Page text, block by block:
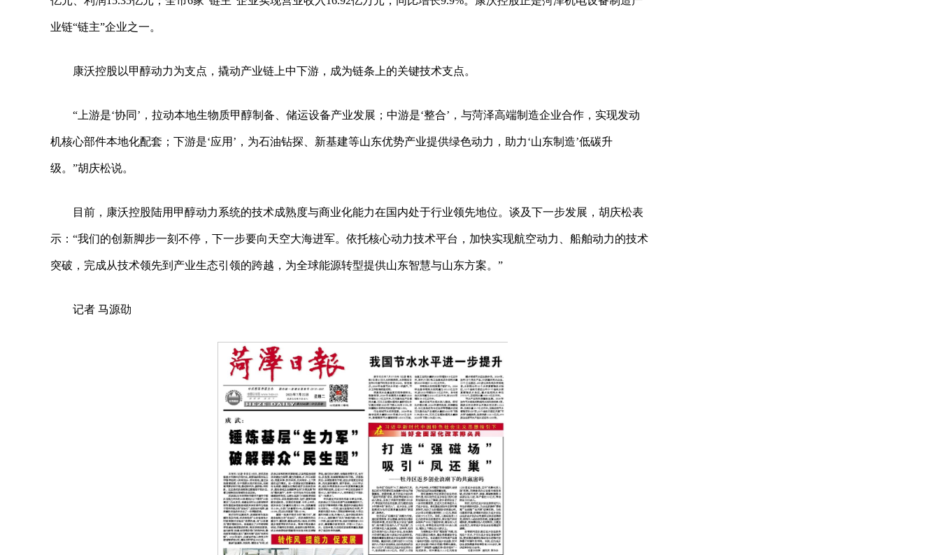
业链“链主”企业之一。
康沃控股以甲醇动力为支点，撬动产业链上中下游，成为链条上的关键技术支点。
“上游是‘协同’，拉动本地生物质甲醇制备、储运设备产业发展；中游是‘整合’，与菏泽高端制造企业合作，实现发动
机核心部件本地化配套；下游是‘应用’，为石油钻探、新基建等山东优势产业提供绿色动力，助力‘山东制造’低碳升
级。”胡庆松说。
目前，康沃控股陆用甲醇动力系统的技术成熟度与商业化能力在国内处于行业领先地位。谈及下一步发展，胡庆松表
示：“我们的创新脚步一刻不停，下一步要向天空大海进军。依托核心动力技术平台，加快实现航空动力、船舶动力的技术
突破，完成从技术领先到产业生态引领的跨越，为全球能源转型提供山东智慧与山东方案。”
记者 马源劭